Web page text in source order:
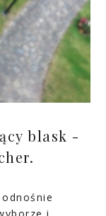
blask -